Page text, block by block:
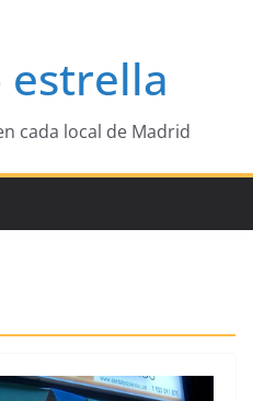
estrella
cada local de Madrid